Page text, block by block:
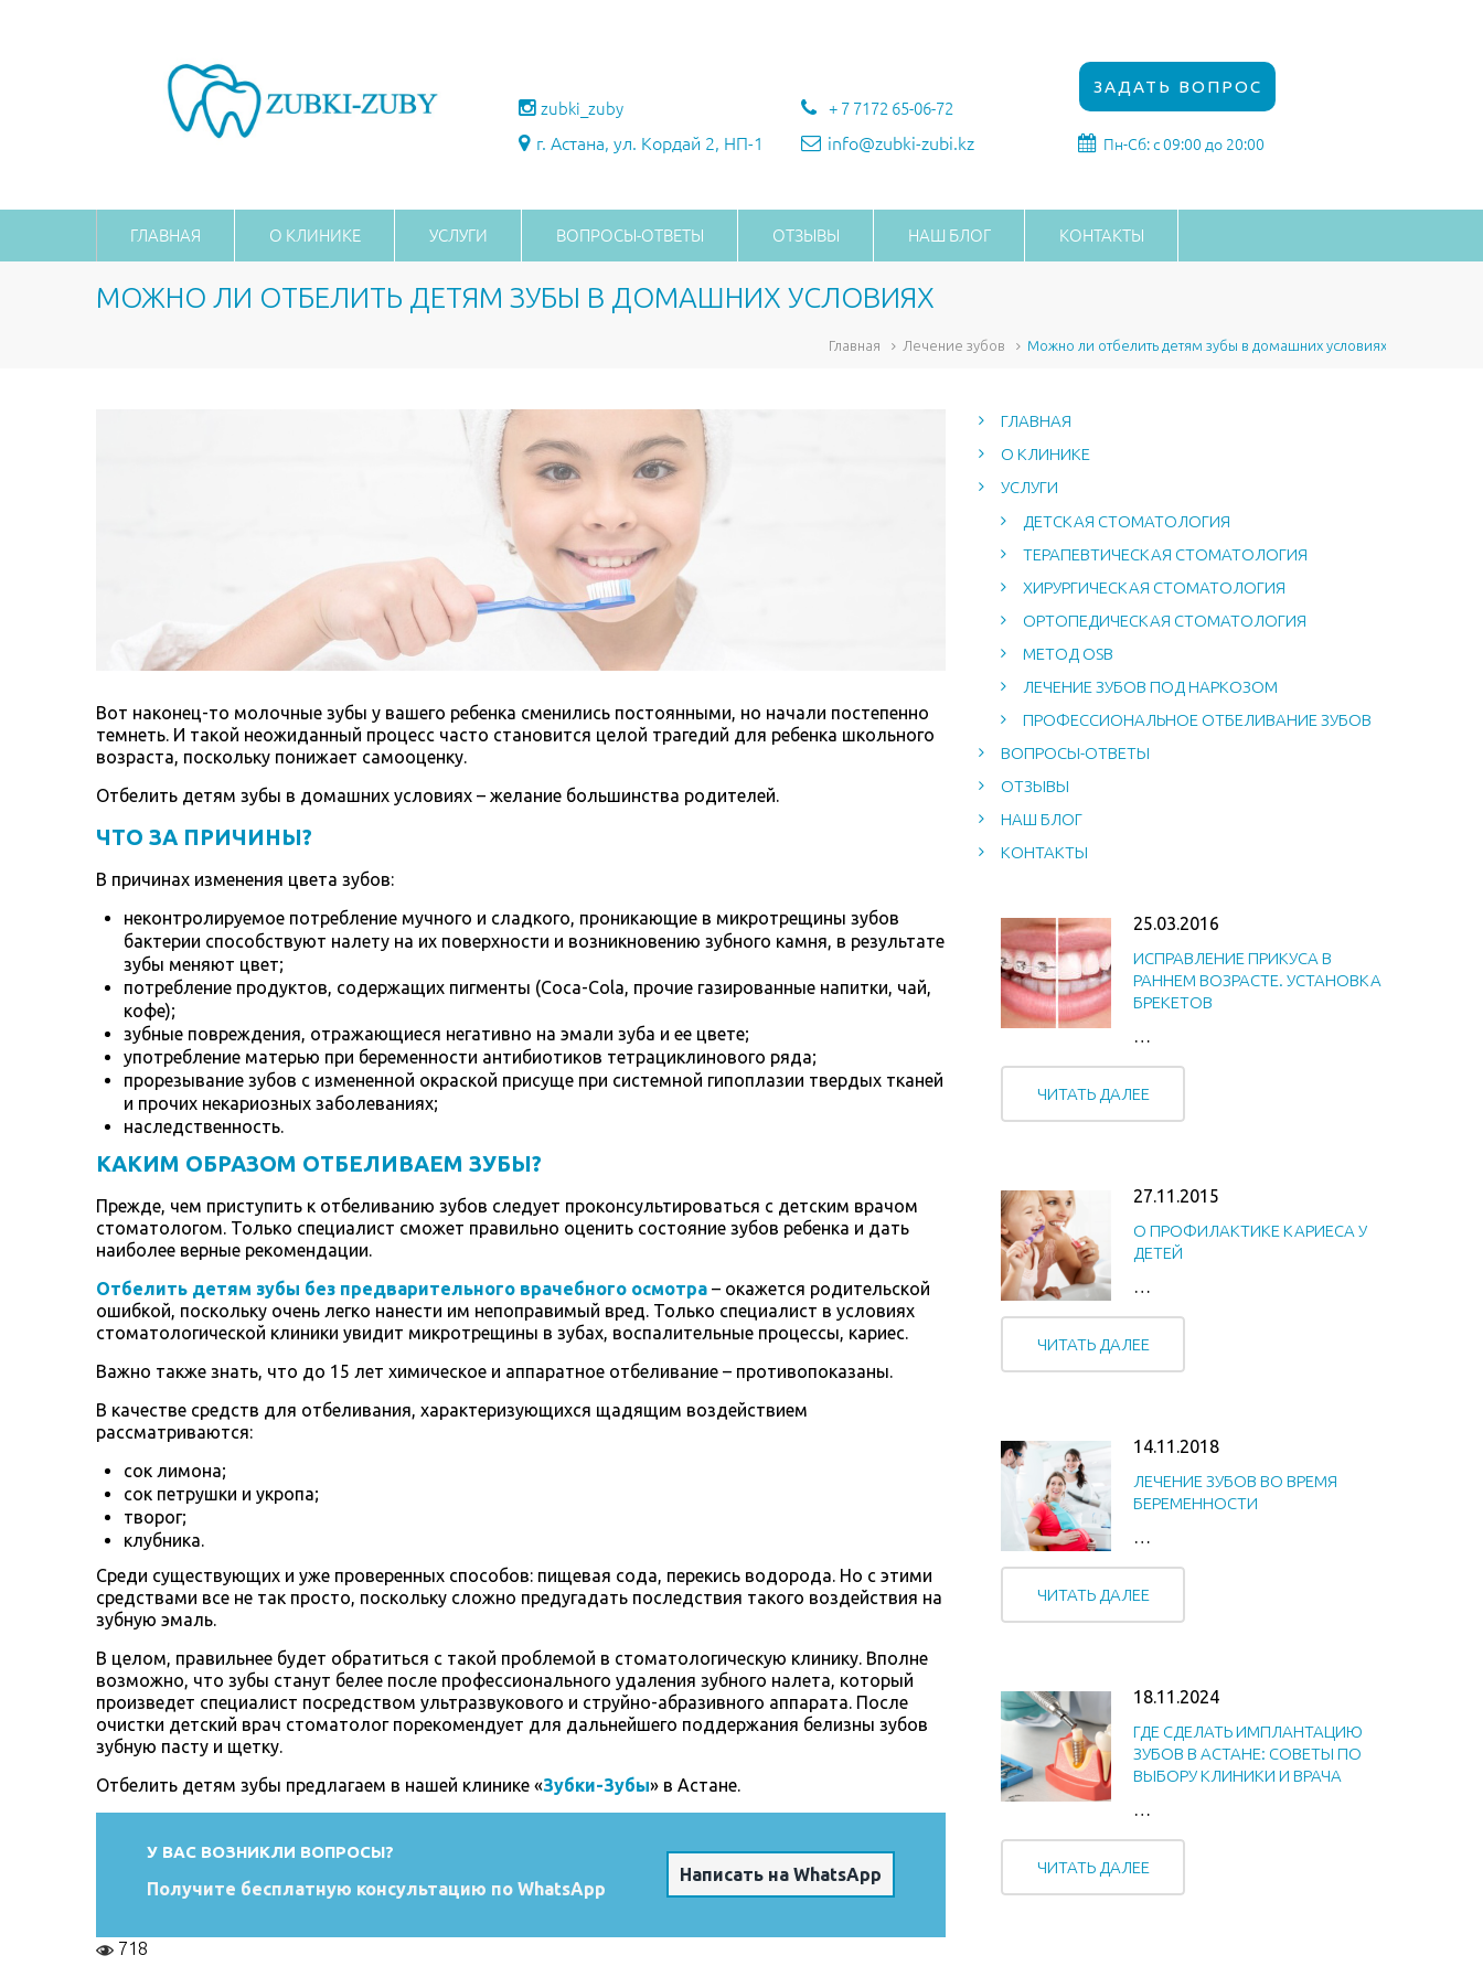
zubki_zuby
г. Астана, ул. Кордай 2, НП-1
+ 7 7172 65-06-72
info@zubki-zubi.kz
ЗАДАТЬ ВОПРОС
Пн-Сб: с 09:00 до 20:00
ГЛАВНАЯ О КЛИНИКЕ УСЛУГИ ВОПРОСЫ-ОТВЕТЫ ОТЗЫВЫ НАШ БЛОГ КОНТАКТЫ
МОЖНО ЛИ ОТБЕЛИТЬ ДЕТЯМ ЗУБЫ В ДОМАШНИХ УСЛОВИЯХ
Главная Лечение зубов Можно ли отбелить детям зубы в домашних условиях
Вот наконец-то молочные зубы у вашего ребенка сменились постоянными, но начали постепенно
темнеть. И такой неожиданный процесс часто становится целой трагедий для ребенка школьного
возраста, поскольку понижает самооценку.
Отбелить детям зубы в домашних условиях – желание большинства родителей.
ЧТО ЗА ПРИЧИНЫ?
В причинах изменения цвета зубов:
неконтролируемое потребление мучного и сладкого, проникающие в микротрещины зубов
бактерии способствуют налету на их поверхности и возникновению зубного камня, в результате
зубы меняют цвет;
потребление продуктов, содержащих пигменты (Coca-Colа, прочие газированные напитки, чай,
кофе);
зубные повреждения, отражающиеся негативно на эмали зуба и ее цвете;
употребление матерью при беременности антибиотиков тетрациклинового ряда;
прорезывание зубов с измененной окраской присуще при системной гипоплазии твердых тканей
и прочих некариозных заболеваниях;
наследственность.
КАКИМ ОБРАЗОМ ОТБЕЛИВАЕМ ЗУБЫ?
Прежде, чем приступить к отбеливанию зубов следует проконсультироваться с детским врачом
стоматологом. Только специалист сможет правильно оценить состояние зубов ребенка и дать
наиболее верные рекомендации.
Отбелить детям зубы без предварительного врачебного осмотра – окажется родительской
ошибкой, поскольку очень легко нанести им непоправимый вред. Только специалист в условиях
стоматологической клиники увидит микротрещины в зубах, воспалительные процессы, кариес.
Важно также знать, что до 15 лет химическое и аппаратное отбеливание – противопоказаны.
В качестве средств для отбеливания, характеризующихся щадящим воздействием
рассматриваются:
сок лимона;
сок петрушки и укропа;
творог;
клубника.
Среди существующих и уже проверенных способов: пищевая сода, перекись водорода. Но с этими
средствами все не так просто, поскольку сложно предугадать последствия такого воздействия на
зубную эмаль.
В целом, правильнее будет обратиться с такой проблемой в стоматологическую клинику. Вполне
возможно, что зубы станут белее после профессионального удаления зубного налета, который
произведет специалист посредством ультразвукового и струйно-абразивного аппарата. После
очистки детский врач стоматолог порекомендует для дальнейшего поддержания белизны зубов
зубную пасту и щетку.
Отбелить детям зубы предлагаем в нашей клинике «Зубки-Зубы» в Астане.
У ВАС ВОЗНИКЛИ ВОПРОСЫ?
Получите бесплатную консультацию по WhatsApp
Написать на WhatsApp
718
ГЛАВНАЯ
О КЛИНИКЕ
УСЛУГИ
ДЕТСКАЯ СТОМАТОЛОГИЯ
ТЕРАПЕВТИЧЕСКАЯ СТОМАТОЛОГИЯ
ХИРУРГИЧЕСКАЯ СТОМАТОЛОГИЯ
ОРТОПЕДИЧЕСКАЯ СТОМАТОЛОГИЯ
МЕТОД OSB
ЛЕЧЕНИЕ ЗУБОВ ПОД НАРКОЗОМ
ПРОФЕССИОНАЛЬНОЕ ОТБЕЛИВАНИЕ ЗУБОВ
ВОПРОСЫ-ОТВЕТЫ
ОТЗЫВЫ
НАШ БЛОГ
КОНТАКТЫ
25.03.2016
ИСПРАВЛЕНИЕ ПРИКУСА В
РАННЕМ ВОЗРАСТЕ. УСТАНОВКА
БРЕКЕТОВ
…
ЧИТАТЬ ДАЛЕЕ
27.11.2015
О ПРОФИЛАКТИКЕ КАРИЕСА У
ДЕТЕЙ
…
ЧИТАТЬ ДАЛЕЕ
14.11.2018
ЛЕЧЕНИЕ ЗУБОВ ВО ВРЕМЯ
БЕРЕМЕННОСТИ
…
ЧИТАТЬ ДАЛЕЕ
18.11.2024
ГДЕ СДЕЛАТЬ ИМПЛАНТАЦИЮ
ЗУБОВ В АСТАНЕ: СОВЕТЫ ПО
ВЫБОРУ КЛИНИКИ И ВРАЧА
…
ЧИТАТЬ ДАЛЕЕ